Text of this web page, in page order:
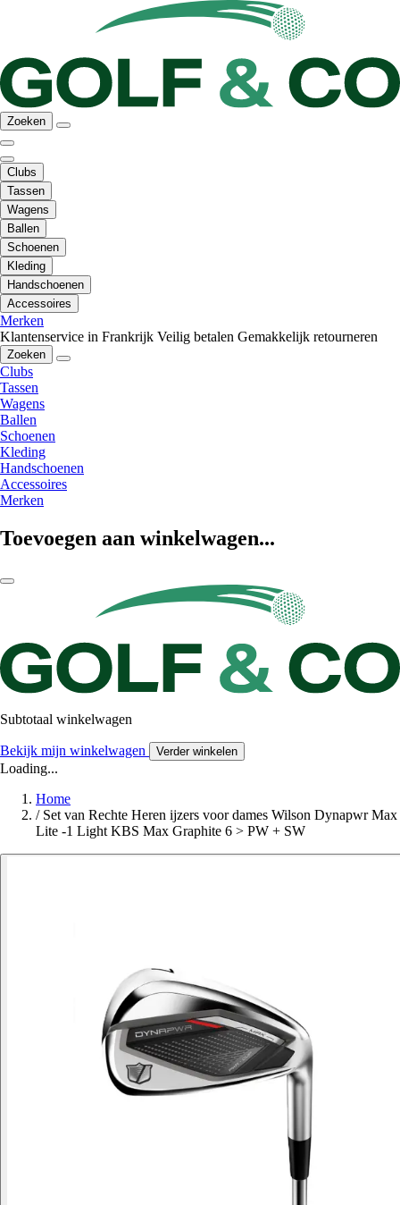
Zoeken
Clubs
Tassen
Wagens
Ballen
Schoenen
Kleding
Handschoenen
Accessoires
Merken
Klantenservice in Frankrijk Veilig betalen Gemakkelijk retourneren
Zoeken
Clubs
Tassen
Wagens
Ballen
Schoenen
Kleding
Handschoenen
Accessoires
Merken
Toevoegen aan winkelwagen...
Subtotaal winkelwagen
Bekijk mijn winkelwagen Verder winkelen
Loading...
Home
/ Set van Rechte Heren ijzers voor dames Wilson Dynapwr Max
Lite -1 Light KBS Max Graphite 6 > PW + SW